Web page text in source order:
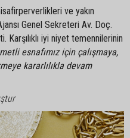
ve yakın
Genel Sekreteri Av. Doç.
Karşılıklı iyi niyet temennilerinin
esnafımız için çalışmaya,
kararlılıkla devam